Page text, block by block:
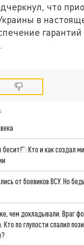
что
в
гарантий
Кто и как создал
от боевиков ВСУ. Но
чем докладывали. Враг
Кто по глупости спалил